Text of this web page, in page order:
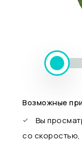
Возможные
Вы
со